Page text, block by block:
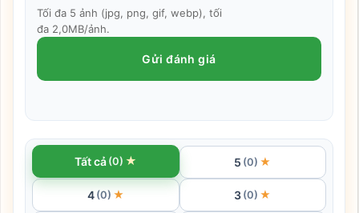
Tối đa 5 ảnh (jpg, png, gif, webp), tối
đa 2,0MB/ảnh.
Gửi đánh giá
Tất cả (0) ★ 5 (0) ★
4 (0) ★ 3 (0) ★